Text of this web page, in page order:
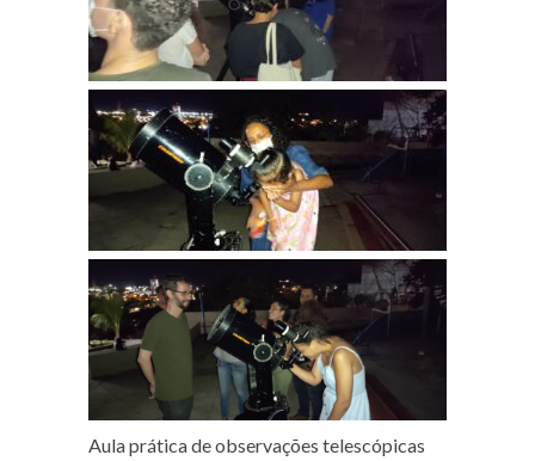
Aula prática de observações telescópicas